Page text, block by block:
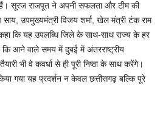
हैं। सूरज राजपूत ने अपनी सफलता और टीम की
साय, उपमुख्यमंत्री विजय शर्मा, खेल मंत्री टंक राम
कि यह उपलब्धि जिले के साथ-साथ राज्य के हर
कि आने वाले समय में दुबई में अंतरराष्ट्रीय
भी वे कवर्धा से ही पूरी निष्ठा के साथ करेंगे।
गया यह प्रदर्शन न केवल छत्तीसगढ़ बल्कि पूरे